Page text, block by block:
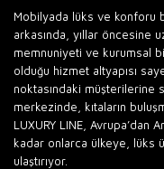
Mobilyada lüks ve konforu
arkasında, yıllar öncesine
memnuniyeti ve kurumsal
olduğu hizmet altyapısı
noktasındaki müşterilerine
merkezinde, kıtaların
LUXURY LINE, Avrupa’dan
kadar onlarca ülkeye, lüks
ulaştırıyor.